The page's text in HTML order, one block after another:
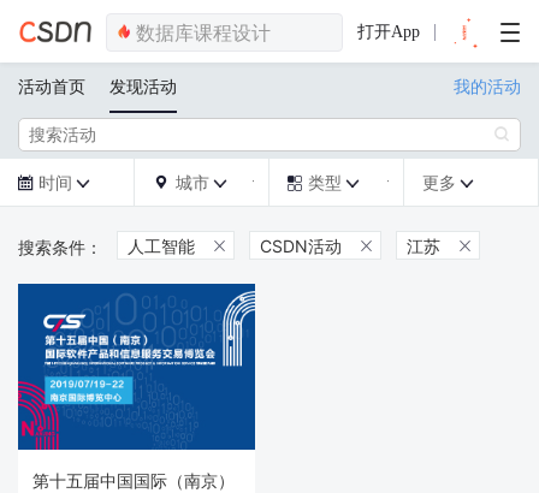
打开App
活动首页 发现活动 我的活动

 时间   城市   类型  更多 
人工智能  CSDN活动  江苏 
第十五届中国国际（南京）